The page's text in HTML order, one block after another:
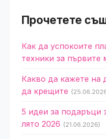
Прочетете
Как да успокоите
техники за първите
Какво да кажете на
да крещите
5 идеи за подаръци
лято 2026 (21.06.2026)